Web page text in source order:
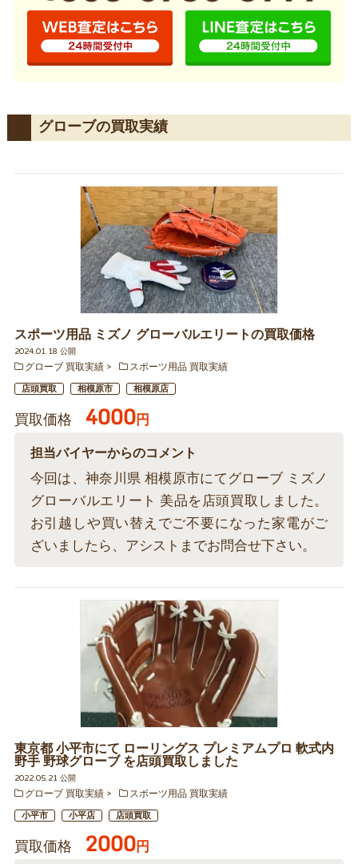
グローブの買取実績
スポーツ用品 ミズノ グローバルエリートの買取価格
2024.01.18 公開
グローブ 買取実績
スポーツ用品 買取実績
店頭買取 相模原市 相模原店
買取価格 4000円
担当バイヤーからのコメント
今回は、神奈川県 相模原市にてグローブ ミズノ
グローバルエリート 美品を店頭買取しました。
お引越しや買い替えでご不要になった家電がご
ざいましたら、アシストまでお問合せ下さい。
東京都 小平市にて ローリングス プレミアムプロ 軟式内
野手 野球グローブ を店頭買取しました
2022.05.21 公開
グローブ 買取実績
スポーツ用品 買取実績
小平市 小平店 店頭買取
買取価格 2000円